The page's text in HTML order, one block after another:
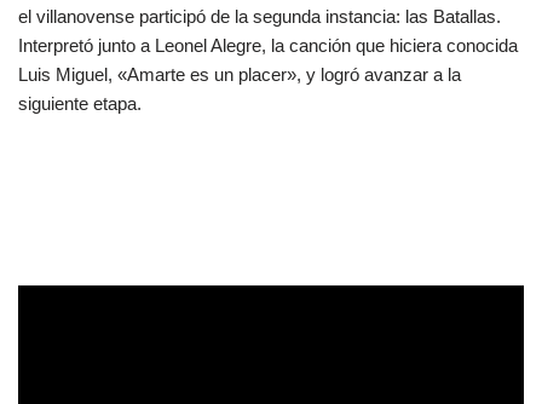
el villanovense participó de la segunda instancia: las Batallas.
Interpretó junto a Leonel Alegre, la canción que hiciera conocida
Luis Miguel, «Amarte es un placer», y logró avanzar a la
siguiente etapa.